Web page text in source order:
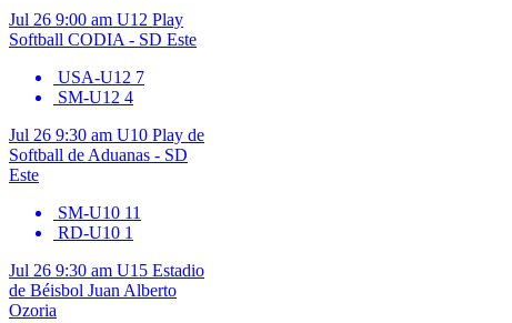
Jul 26 9:00 am U12 Play
Softball CODIA - SD Este
USA-U12 7
SM-U12 4
Jul 26 9:30 am U10 Play de
Softball de Aduanas - SD
Este
SM-U10 11
RD-U10 1
Jul 26 9:30 am U15 Estadio
de Béisbol Juan Alberto
Ozoria